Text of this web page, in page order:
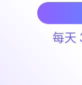
每天